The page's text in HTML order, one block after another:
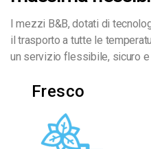
I mezzi B&B, dotati di
il trasporto a tutte le
un servizio flessibile, sicuro
Fresco